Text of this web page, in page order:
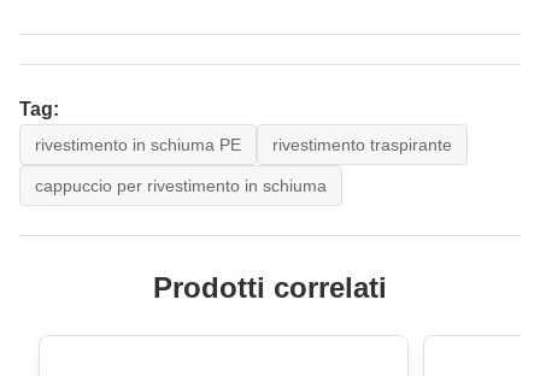
Tag:
rivestimento in schiuma PE rivestimento traspirante
cappuccio per rivestimento in schiuma
Prodotti correlati